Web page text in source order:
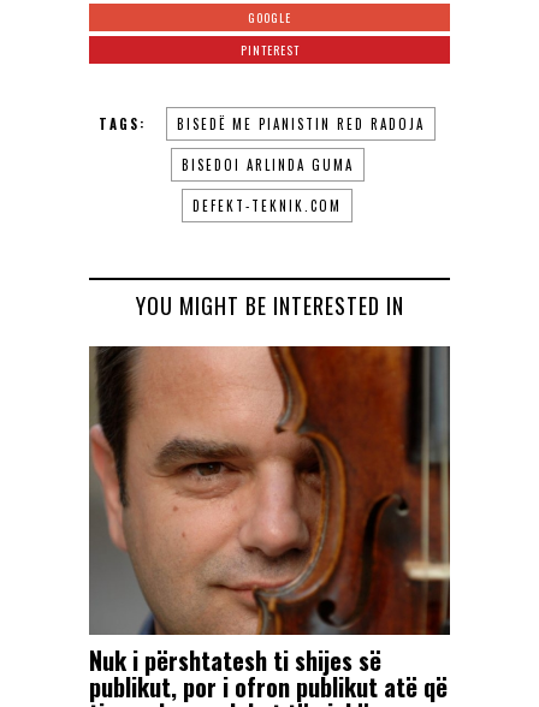
GOOGLE
PINTEREST
TAGS: BISEDË ME PIANISTIN RED RADOJA
BISEDOI ARLINDA GUMA
DEFEKT-TEKNIK.COM
YOU MIGHT BE INTERESTED IN
Nuk i përshtatesh ti shijes së
publikut, por i ofron publikut atë që